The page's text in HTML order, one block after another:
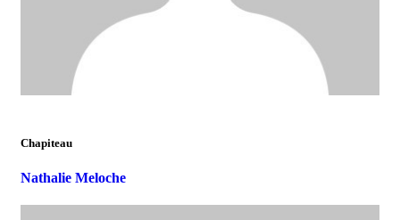
Chapiteau
Nathalie Meloche